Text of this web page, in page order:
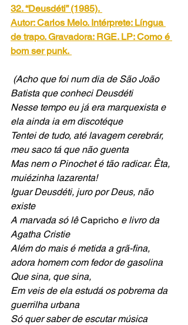
32. “Deusdéti” (1985).
Autor: Carlos Melo. Intérprete: Língua
de trapo. Gravadora: RGE. LP: Como é
bom ser punk.
Batista que conheci Deusdéti
Nesse tempo eu já era marquexista e
ela ainda ia em discotéque
Tentei de tudo, até lavagem cerebrár,
meu saco tá que não guenta
Mas nem o Pinochet é tão radicar. Êta,
muiézinha lazarenta!
Iguar Deusdéti, juro por Deus, não
existe
A marvada só lê Capricho e livro da
Agatha Cristie
Além do mais é metida a grã-fina,
adora homem com fedor de gasolina
Que sina, que sina,
Em veis de ela estudá os pobrema da
guerrilha urbana
Só quer saber de escutar música